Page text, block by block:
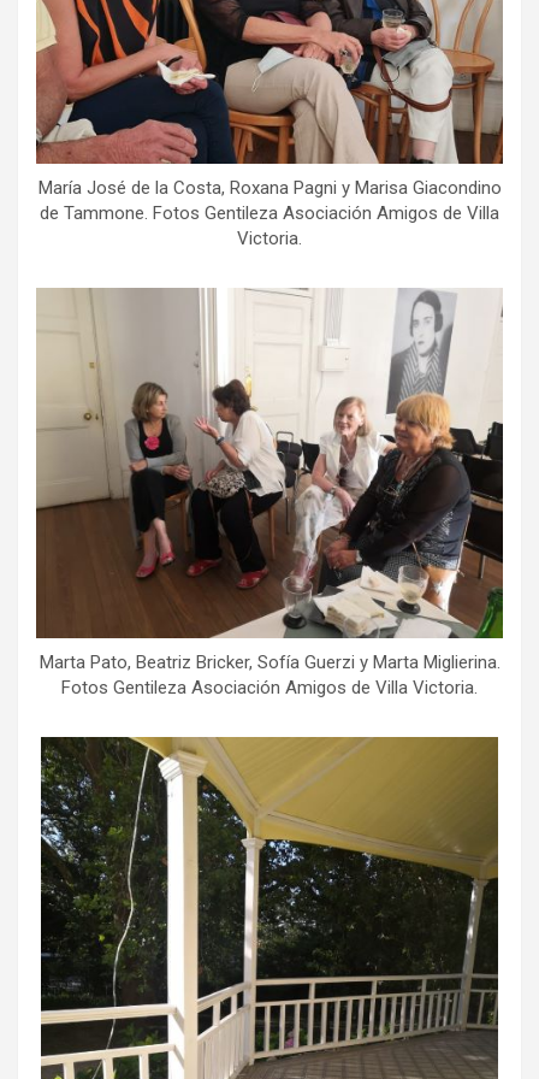
María José de la Costa, Roxana Pagni y Marisa Giacondino
de Tammone. Fotos Gentileza Asociación Amigos de Villa
Victoria.
Marta Pato, Beatriz Bricker, Sofía Guerzi y Marta Miglierina.
Fotos Gentileza Asociación Amigos de Villa Victoria.